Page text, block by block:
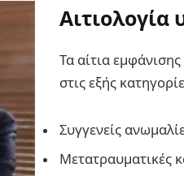
Τα αίτια
στις εξής
Συγγενείς
Μετατραυματικές